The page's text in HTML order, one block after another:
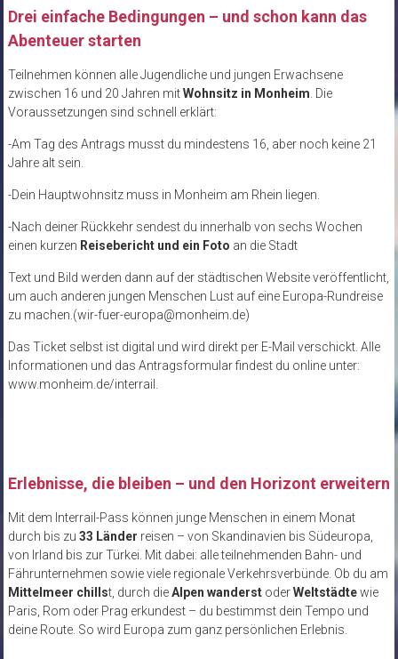
Drei einfache Bedingungen – und schon kann das
Abenteuer starten
Teilnehmen können alle Jugendliche und jungen Erwachsene
zwischen 16 und 20 Jahren mitWohnsitz in Monheim. Die
Voraussetzungen sind schnell erklärt:
-Am Tag des Antrags musst du mindestens 16, aber noch keine 21
Jahre alt sein.
-Dein Hauptwohnsitz muss in Monheim am Rhein liegen.
-Nach deiner Rückkehr sendest du innerhalb von sechs Wochen
einen kurzen Reisebericht und ein Foto an die Stadt
Text und Bild werden dann auf der städtischen Website veröffentlicht,
um auch anderen jungen Menschen Lust auf eine Europa-Rundreise
zu machen.(wir-fuer-europa@monheim.de)
Das Ticket selbst ist digital und wird direkt per E-Mail verschickt. Alle
Informationen und das Antragsformular findest du online unter:
www.monheim.de/interrail.
Erlebnisse, die bleiben – und den Horizont erweitern
Mit dem Interrail-Pass können junge Menschen in einem Monat
durch bis zu 33 Länder reisen – von Skandinavien bis Südeuropa,
von Irland bis zur Türkei. Mit dabei: alle teilnehmenden Bahn- und
Fährunternehmen sowie viele regionale Verkehrsverbünde. Ob du am
Mittelmeer chillst, durch dieAlpen wanderstoderWeltstädtewie
Paris, Rom oder Prag erkundest – du bestimmst dein Tempo und
deine Route. So wird Europa zum ganz persönlichen Erlebnis.